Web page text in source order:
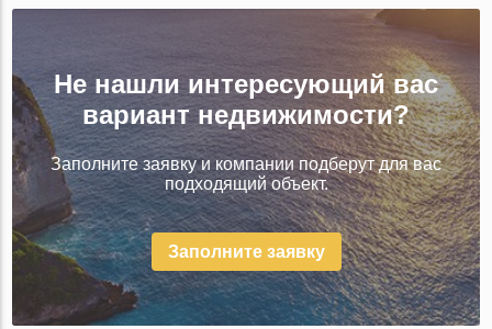
Не нашли интересующий вас
вариант недвижимости?
Заполните заявку и компании подберут для вас
подходящий объект.
Заполните заявку